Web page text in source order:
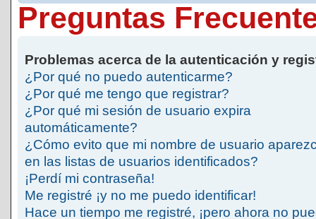
Preguntas
Problemas acerca de la autenticación y
¿Por qué no puedo autenticarme?
¿Por qué me tengo que registrar?
¿Por qué mi sesión de usuario expira
automáticamente?
¿Cómo evito que mi nombre de usuario
en las listas de usuarios identificados?
¡Perdí mi contraseña!
Me registré ¡y no me puedo identificar!
Hace un tiempo me registré, ¡pero ahora no